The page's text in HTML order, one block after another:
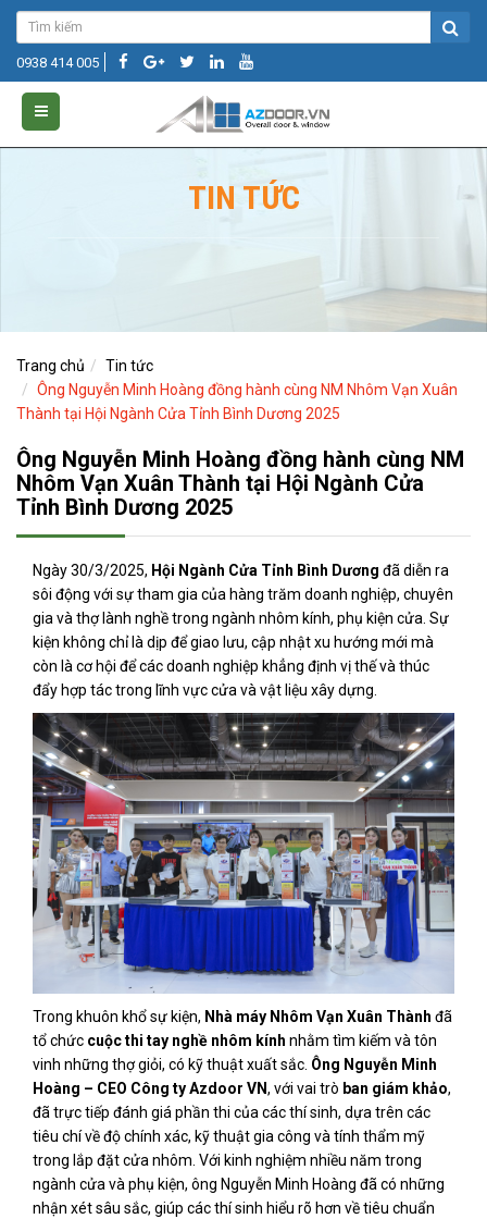
0938 414 005
TIN TỨC
Trang chủ
Tin tức
Ông Nguyễn Minh Hoàng đồng hành cùng NM Nhôm Vạn Xuân
Thành tại Hội Ngành Cửa Tỉnh Bình Dương 2025
Ông Nguyễn Minh Hoàng đồng hành cùng NM
Nhôm Vạn Xuân Thành tại Hội Ngành Cửa
Tỉnh Bình Dương 2025
Ngày 30/3/2025, Hội Ngành Cửa Tỉnh Bình Dương đã diễn ra
sôi động với sự tham gia của hàng trăm doanh nghiệp, chuyên
gia và thợ lành nghề trong ngành nhôm kính, phụ kiện cửa. Sự
kiện không chỉ là dịp để giao lưu, cập nhật xu hướng mới mà
còn là cơ hội để các doanh nghiệp khẳng định vị thế và thúc
đẩy hợp tác trong lĩnh vực cửa và vật liệu xây dựng.
Trong khuôn khổ sự kiện, Nhà máy Nhôm Vạn Xuân Thành đã
tổ chức cuộc thi tay nghề nhôm kính nhằm tìm kiếm và tôn
vinh những thợ giỏi, có kỹ thuật xuất sắc. Ông Nguyễn Minh
Hoàng – CEO Công ty Azdoor VN, với vai trò ban giám khảo,
đã trực tiếp đánh giá phần thi của các thí sinh, dựa trên các
tiêu chí về độ chính xác, kỹ thuật gia công và tính thẩm mỹ
trong lắp đặt cửa nhôm. Với kinh nghiệm nhiều năm trong
ngành cửa và phụ kiện, ông Nguyễn Minh Hoàng đã có những
nhận xét sâu sắc, giúp các thí sinh hiểu rõ hơn về tiêu chuẩn